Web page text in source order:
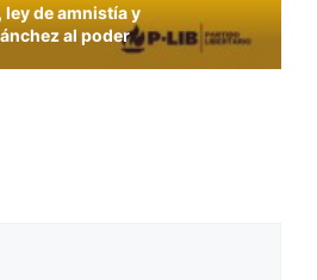
de amnistía y
al poder
sanitarios no pasa
de los derechos civiles